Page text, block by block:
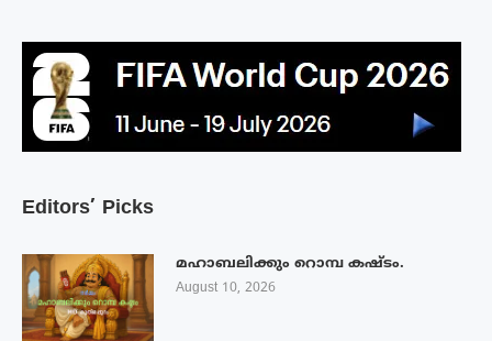
Editors’ Picks
മഹാബലിക്കും റൊമ്പ കഷ്ടം.
August 10, 2026